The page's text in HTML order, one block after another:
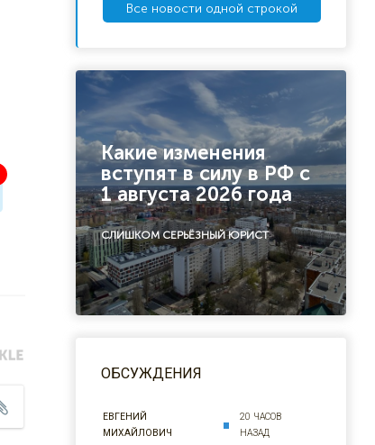
Все новости одной строкой
Какие изменения
вступят в силу в РФ с
1 августа 2026 года
СЛИШКОМ СЕРЬЁЗНЫЙ ЮРИСТ
ОБСУЖДЕНИЯ
ЕВГЕНИЙ
МИХАЙЛОВИЧ
20 ЧАСОВ
НАЗАД